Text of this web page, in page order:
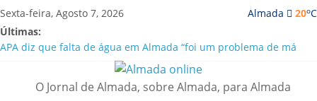
Saltar
para
conteúdo
Almada 20oC
Sexta-feira, Agosto 7, 2026
Últimas:
APA diz que falta de água em Almada “foi um problema de má
Laranjeiro | Cultura pop asiática invade a Casa Amarela
Ponte 25 de Abril celebra 60 anos com programa cultural entre
O Jornal de Almada, sobre Almada, para Almada